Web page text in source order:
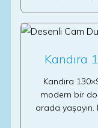
Kandıra
Kandıra
modern bir
arada yaşayın.